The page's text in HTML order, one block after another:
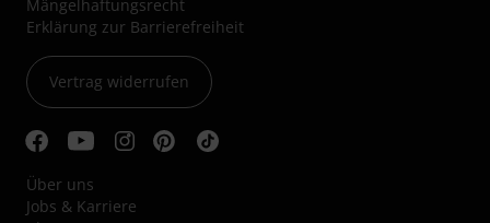
Mängelhaftungsrecht
Erklärung zur Barrierefreiheit
Vertrag widerrufen
Über uns
Jobs & Karriere